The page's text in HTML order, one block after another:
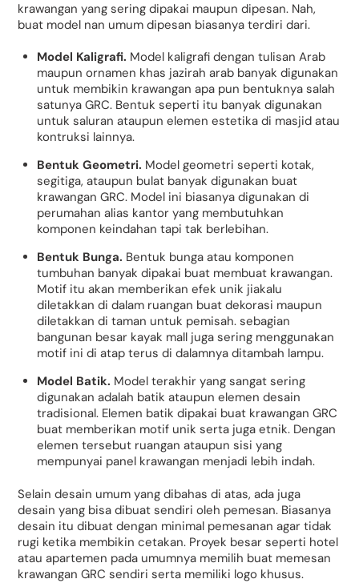
krawangan yang sering dipakai maupun dipesan. Nah,
buat model nan umum dipesan biasanya terdiri dari.
Model Kaligrafi. Model kaligrafi dengan tulisan Arab
maupun ornamen khas jazirah arab banyak digunakan
untuk membikin krawangan apa pun bentuknya salah
satunya GRC. Bentuk seperti itu banyak digunakan
untuk saluran ataupun elemen estetika di masjid atau
kontruksi lainnya.
Bentuk Geometri. Model geometri seperti kotak,
segitiga, ataupun bulat banyak digunakan buat
krawangan GRC. Model ini biasanya digunakan di
perumahan alias kantor yang membutuhkan
komponen keindahan tapi tak berlebihan.
Bentuk Bunga. Bentuk bunga atau komponen
tumbuhan banyak dipakai buat membuat krawangan.
Motif itu akan memberikan efek unik jiakalu
diletakkan di dalam ruangan buat dekorasi maupun
diletakkan di taman untuk pemisah. sebagian
bangunan besar kayak mall juga sering menggunakan
motif ini di atap terus di dalamnya ditambah lampu.
Model Batik. Model terakhir yang sangat sering
digunakan adalah batik ataupun elemen desain
tradisional. Elemen batik dipakai buat krawangan GRC
buat memberikan motif unik serta juga etnik. Dengan
elemen tersebut ruangan ataupun sisi yang
mempunyai panel krawangan menjadi lebih indah.
Selain desain umum yang dibahas di atas, ada juga
desain yang bisa dibuat sendiri oleh pemesan. Biasanya
desain itu dibuat dengan minimal pemesanan agar tidak
rugi ketika membikin cetakan. Proyek besar seperti hotel
atau apartemen pada umumnya memilih buat memesan
krawangan GRC sendiri serta memiliki logo khusus.